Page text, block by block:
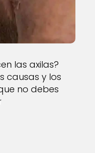
las axilas?
causas y los
no debes